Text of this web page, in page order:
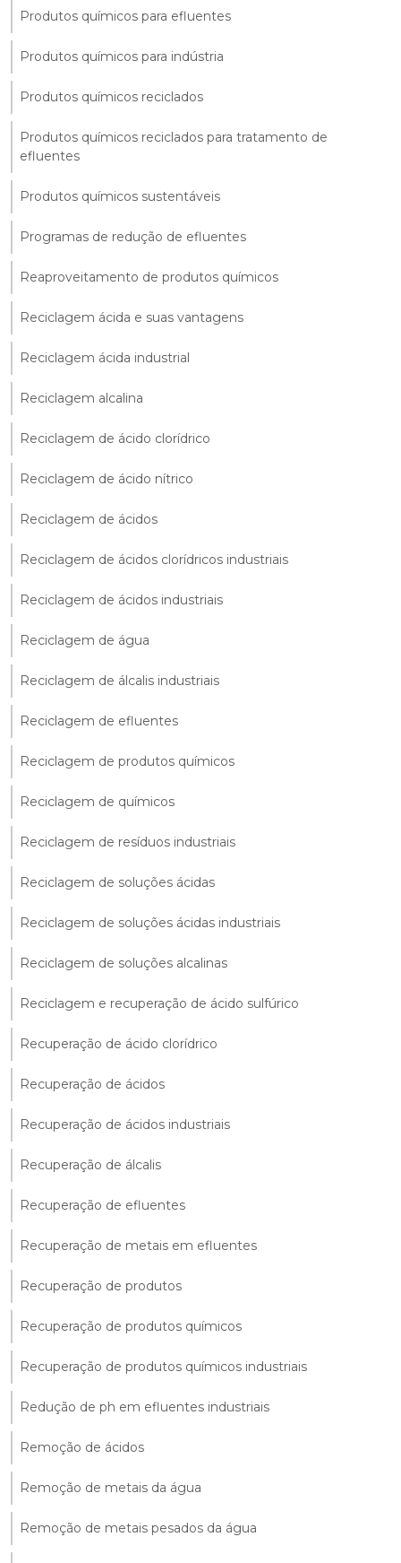
Produtos químicos para efluentes
Produtos químicos para indústria
Produtos químicos reciclados
Produtos químicos reciclados para tratamento de
efluentes
Produtos químicos sustentáveis
Programas de redução de efluentes
Reaproveitamento de produtos químicos
Reciclagem ácida e suas vantagens
Reciclagem ácida industrial
Reciclagem alcalina
Reciclagem de ácido clorídrico
Reciclagem de ácido nítrico
Reciclagem de ácidos
Reciclagem de ácidos clorídricos industriais
Reciclagem de ácidos industriais
Reciclagem de água
Reciclagem de álcalis industriais
Reciclagem de efluentes
Reciclagem de produtos químicos
Reciclagem de químicos
Reciclagem de resíduos industriais
Reciclagem de soluções ácidas
Reciclagem de soluções ácidas industriais
Reciclagem de soluções alcalinas
Reciclagem e recuperação de ácido sulfúrico
Recuperação de ácido clorídrico
Recuperação de ácidos
Recuperação de ácidos industriais
Recuperação de álcalis
Recuperação de efluentes
Recuperação de metais em efluentes
Recuperação de produtos
Recuperação de produtos químicos
Recuperação de produtos químicos industriais
Redução de ph em efluentes industriais
Remoção de ácidos
Remoção de metais da água
Remoção de metais pesados da água